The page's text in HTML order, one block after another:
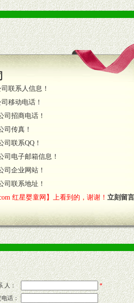
利销售。
回复您的疑问。
记录并合理妥善解决。
效果显着的案例，与您共商启动市场。
渠道并为之提供配送服务。
联系人信息！
移动电话！
司招商电话！
司传真！
联系QQ！
司电子邮箱信息！
司企业网站！
司联系地址！
红星婴童网】上看到的，谢谢！ 立刻留言
人：
*
电话：